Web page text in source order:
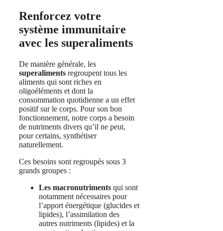
Renforcez votre
système immunitaire
avec les superaliments
De manière générale, les
superaliments regroupent tous les
aliments qui sont riches en
oligoéléments et dont la
consommation quotidienne a un effet
positif sur le corps. Pour son bon
fonctionnement, notre corps a besoin
de nutriments divers qu’il ne peut,
pour certains, synthétiser
naturellement.
Ces besoins sont regroupés sous 3
grands groupes :
Les macronutriments qui sont
notamment nécessaires pour
l’apport énergétique (glucides et
lipides), l’assimilation des
autres nutriments (lipides) et la